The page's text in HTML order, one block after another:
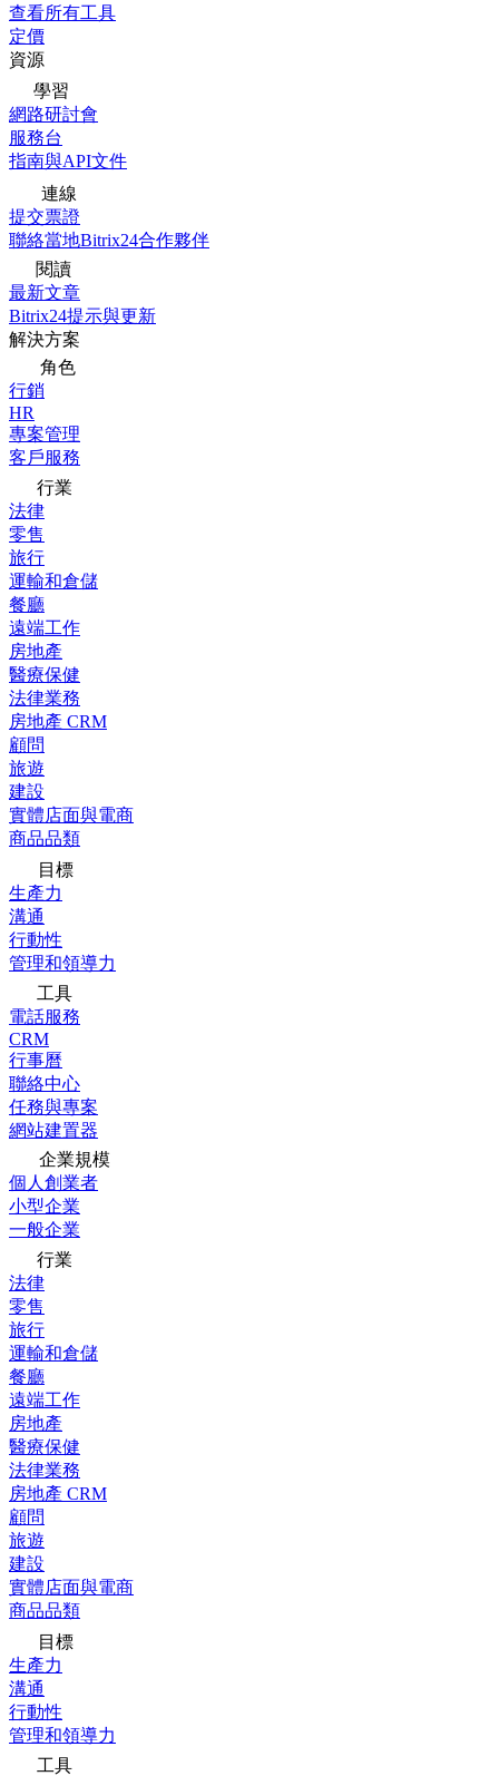
查看所有工具
定價
資源
學習
網路研討會
服務台
指南與API文件
連線
提交票證
聯絡當地Bitrix24合作夥伴
閱讀
最新文章
Bitrix24提示與更新
解決方案
角色
行銷
HR
專案管理
客戶服務
行業
法律
零售
旅行
運輸和倉儲
餐廳
遠端工作
房地產
醫療保健
法律業務
房地產 CRM
顧問
旅遊
建設
實體店面與電商
商品品類
目標
生產力
溝通
行動性
管理和領導力
工具
電話服務
CRM
行事曆
聯絡中心
任務與專案
網站建置器
企業規模
個人創業者
小型企業
一般企業
行業
法律
零售
旅行
運輸和倉儲
餐廳
遠端工作
房地產
醫療保健
法律業務
房地產 CRM
顧問
旅遊
建設
實體店面與電商
商品品類
目標
生產力
溝通
行動性
管理和領導力
工具